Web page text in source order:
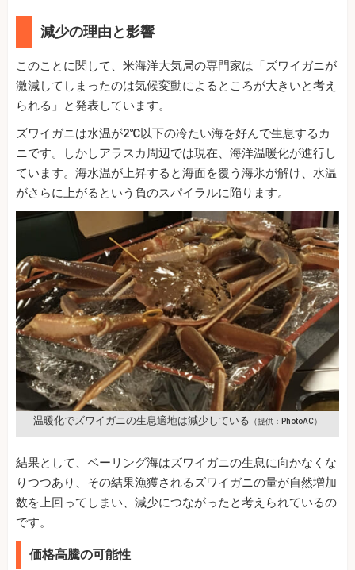
減少の理由と影響
このことに関して、米海洋大気局の専門家は「ズワイガニが
激減してしまったのは気候変動によるところが大きいと考え
られる」と発表しています。
ズワイガニは水温が2℃以下の冷たい海を好んで生息するカ
ニです。しかしアラスカ周辺では現在、海洋温暖化が進行し
ています。海水温が上昇すると海面を覆う海氷が解け、水温
がさらに上がるという負のスパイラルに陥ります。
温暖化でズワイガニの生息適地は減少している （提供：PhotoAC）
結果として、ベーリング海はズワイガニの生息に向かなくな
りつつあり、その結果漁獲されるズワイガニの量が自然増加
数を上回ってしまい、減少につながったと考えられているの
です。
価格高騰の可能性